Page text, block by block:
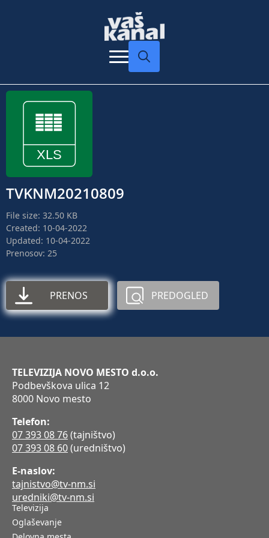
TVKNM20210809
File size: 32.50 KB
Created: 10-04-2022
Updated: 10-04-2022
Prenosov: 25
PRENOS PREDOGLED
TELEVIZIJA NOVO MESTO d.o.o.
Podbevškova ulica 12
8000 Novo mesto
Telefon:
07 393 08 76(tajništvo)
07 393 08 60(uredništvo)
E-naslov:
tajnistvo@tv-nm.si
uredniki@tv-nm.si
Televizija
Oglaševanje